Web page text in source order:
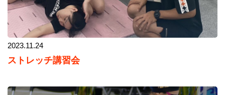
2023.11.24
ストレッチ講習会